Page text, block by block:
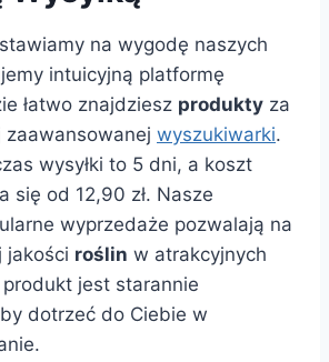
na wygodę naszych
intuicyjną platformę
łatwo znajdziesz produkty za
zaawansowanej wyszukiwarki.
wysyłki to 5 dni, a koszt
się od 12,90 zł. Nasze
wyprzedaże pozwalają na
jakości roślin w atrakcyjnych
jest starannie
dotrzeć do Ciebie w